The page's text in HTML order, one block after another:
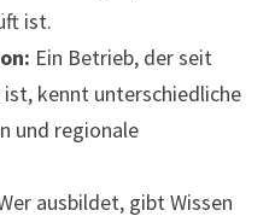
ist.
Ein Betrieb, der seit
kennt unterschiedliche
und regionale
ausbildet, gibt Wissen